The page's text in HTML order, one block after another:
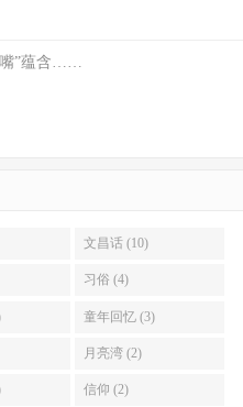
嘴”蕴含……
文昌话 (10)
习俗 (4)
童年回忆 (3)
月亮湾 (2)
信仰 (2)